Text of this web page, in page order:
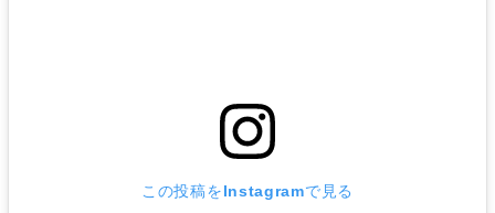
この投稿をInstagramで見る